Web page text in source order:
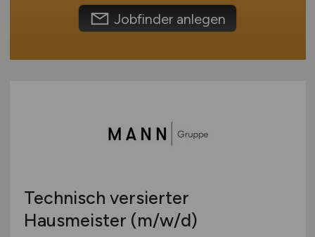
International
Jobfinder anlegen
Technisch versierter
Hausmeister (m/w/d)